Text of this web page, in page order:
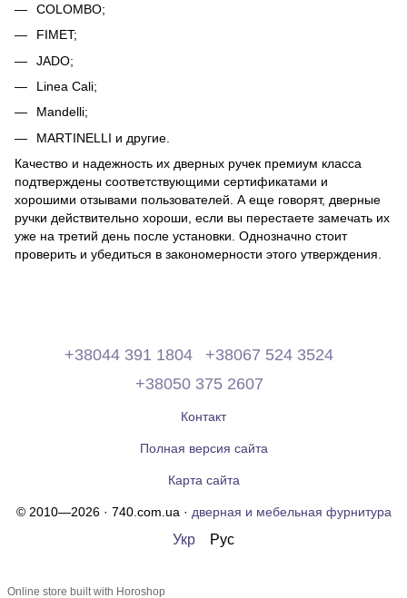
COLOMBO;
FIMET;
JADO;
Linea Cali;
Mandelli;
MARTINELLI и другие.
Качество и надежность их дверных ручек премиум класса
подтверждены соответствующими сертификатами и
хорошими отзывами пользователей. А еще говорят, дверные
ручки действительно хороши, если вы перестаете замечать их
уже на третий день после установки. Однозначно стоит
проверить и убедиться в закономерности этого утверждения.
+38044 391 1804
+38067 524 3524
+38050 375 2607
Контакт
Полная версия сайта
Карта сайта
© 2010—2026 · 740.com.ua · дверная и мебельная фурнитура
Укр Рус
Online store built with Horoshop